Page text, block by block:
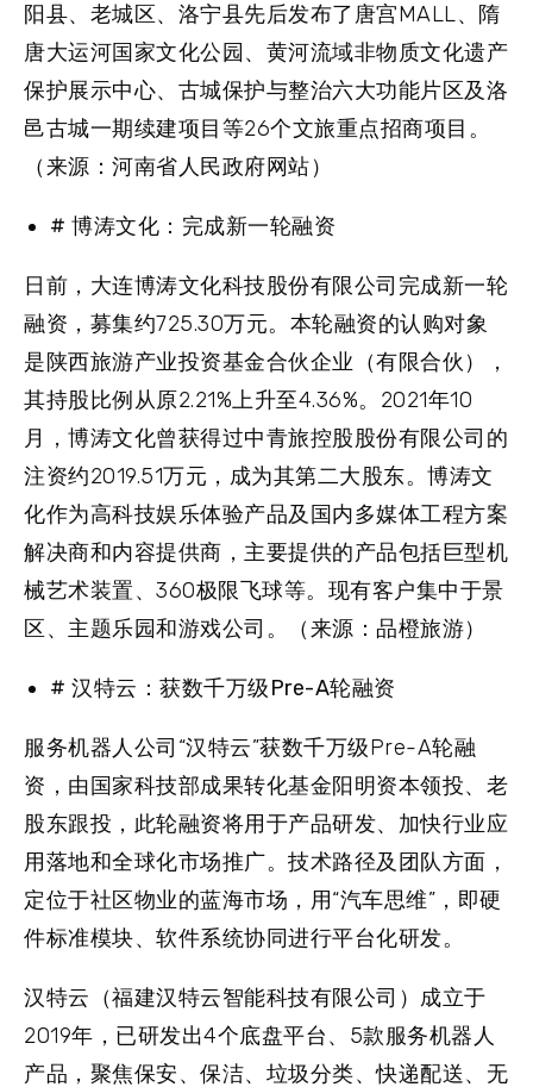
阳县、老城区、洛宁县先后发布了唐宫MALL、隋
唐大运河国家文化公园、黄河流域非物质文化遗产
保护展示中心、古城保护与整治六大功能片区及洛
邑古城一期续建项目等26个文旅重点招商项目。
（来源：河南省人民政府网站）
# 博涛文化：完成新一轮融资
日前，大连博涛文化科技股份有限公司完成新一轮
融资，募集约725.30万元。本轮融资的认购对象
是陕西旅游产业投资基金合伙企业（有限合伙），
其持股比例从原2.21%上升至4.36%。2021年10
月，博涛文化曾获得过中青旅控股股份有限公司的
注资约2019.51万元，成为其第二大股东。博涛文
化作为高科技娱乐体验产品及国内多媒体工程方案
解决商和内容提供商，主要提供的产品包括巨型机
械艺术装置、360极限飞球等。现有客户集中于景
区、主题乐园和游戏公司。（来源：品橙旅游）
# 汉特云：获数千万级Pre-A轮融资
服务机器人公司“汉特云”获数千万级Pre-A轮融
资，由国家科技部成果转化基金阳明资本领投、老
股东跟投，此轮融资将用于产品研发、加快行业应
用落地和全球化市场推广。技术路径及团队方面，
定位于社区物业的蓝海市场，用“汽车思维”，即硬
件标准模块、软件系统协同进行平台化研发。
汉特云（福建汉特云智能科技有限公司）成立于
2019年，已研发出4个底盘平台、5款服务机器人
产品，聚焦保安、保洁、垃圾分类、快递配送、无